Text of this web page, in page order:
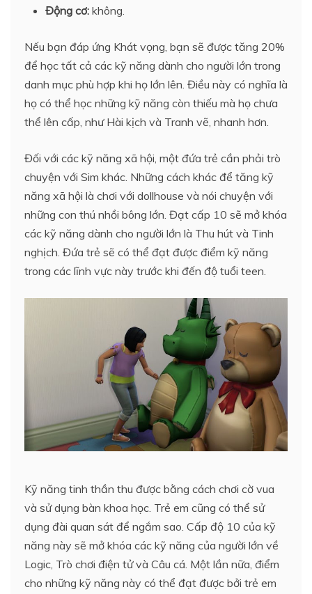
Động cơ: không.
Nếu bạn đáp ứng Khát vọng, bạn sẽ được tăng 20%
để học tất cả các kỹ năng dành cho người lớn trong
danh mục phù hợp khi họ lớn lên. Điều này có nghĩa là
họ có thể học những kỹ năng còn thiếu mà họ chưa
thể lên cấp, như Hài kịch và Tranh vẽ, nhanh hơn.
Đối với các kỹ năng xã hội, một đứa trẻ cần phải trò
chuyện với Sim khác. Những cách khác để tăng kỹ
năng xã hội là chơi với dollhouse và nói chuyện với
những con thú nhồi bông lớn. Đạt cấp 10 sẽ mở khóa
các kỹ năng dành cho người lớn là Thu hút và Tinh
nghịch. Đứa trẻ sẽ có thể đạt được điểm kỹ năng
trong các lĩnh vực này trước khi đến độ tuổi teen.
Kỹ năng tinh thần thu được bằng cách chơi cờ vua
và sử dụng bàn khoa học. Trẻ em cũng có thể sử
dụng đài quan sát để ngắm sao. Cấp độ 10 của kỹ
năng này sẽ mở khóa các kỹ năng của người lớn về
Logic, Trò chơi điện tử và Câu cá. Một lần nữa, điểm
cho những kỹ năng này có thể đạt được bởi trẻ em